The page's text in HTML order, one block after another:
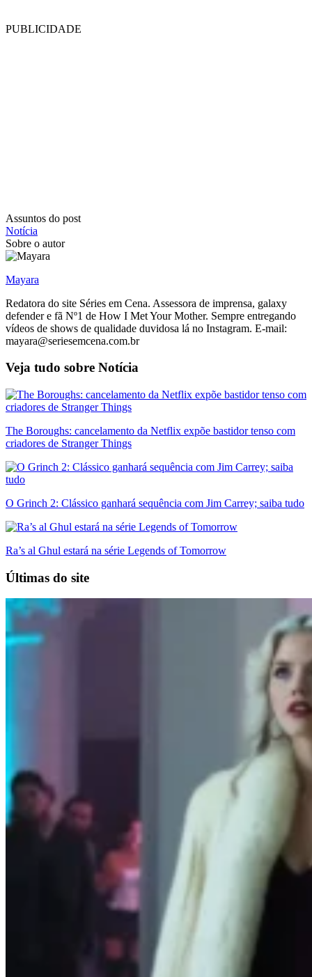
PUBLICIDADE
Assuntos do post
Notícia
Sobre o autor
Mayara
Redatora do site Séries em Cena. Assessora de imprensa, galaxy
defender e fã Nº1 de How I Met Your Mother. Sempre entregando
vídeos de shows de qualidade duvidosa lá no Instagram. E-mail:
mayara@seriesemcena.com.br
Veja tudo sobre Notícia
The Boroughs: cancelamento da Netflix expõe bastidor tenso com
criadores de Stranger Things
O Grinch 2: Clássico ganhará sequência com Jim Carrey; saiba tudo
Ra’s al Ghul estará na série Legends of Tomorrow
Últimas do site